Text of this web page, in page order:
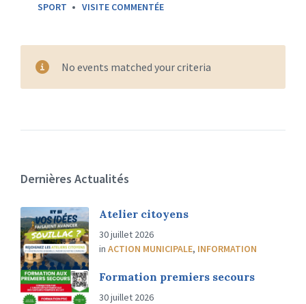
SPORT
VISITE COMMENTÉE
No events matched your criteria
Dernières Actualités
Atelier citoyens
30 juillet 2026
in ACTION MUNICIPALE, INFORMATION
Formation premiers secours
30 juillet 2026